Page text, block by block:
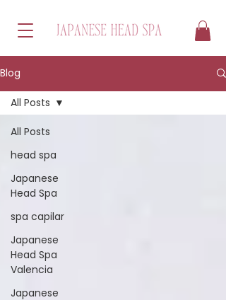
Blog
All Posts
head spa
Japanese
Head Spa
spa capilar
Japanese
Head Spa
Valencia
Japanese
All Posts